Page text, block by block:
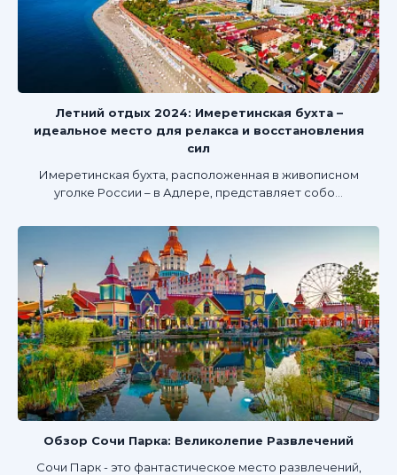
Летний отдых 2024: Имеретинская бухта –
идеальное место для релакса и восстановления
сил
Имеретинская бухта, расположенная в живописном
уголке России – в Адлере, представляет собо...
Обзор Сочи Парка: Великолепие Развлечений
Сочи Парк - это фантастическое место развлечений,